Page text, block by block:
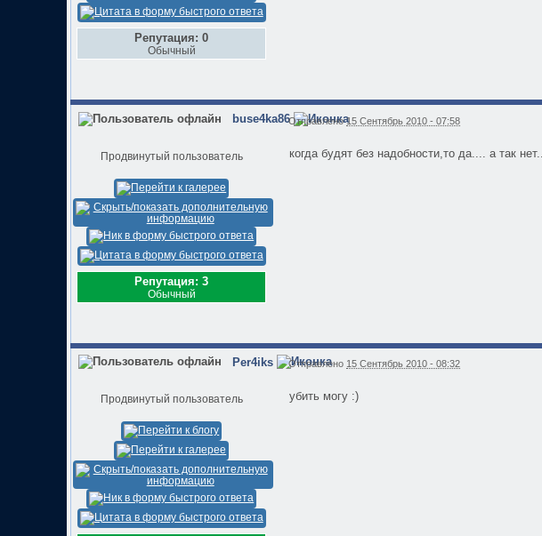
Репутация: 0
Обычный
buse4ka86
Продвинутый пользователь
Репутация: 3
Обычный
Отправлено15 Сентябрь 2010 - 07:58
когда будят без надобности,то да.... а так нет...
Per4iks
Продвинутый пользователь
Отправлено 15 Сентябрь 2010 - 08:32
убить могу :)